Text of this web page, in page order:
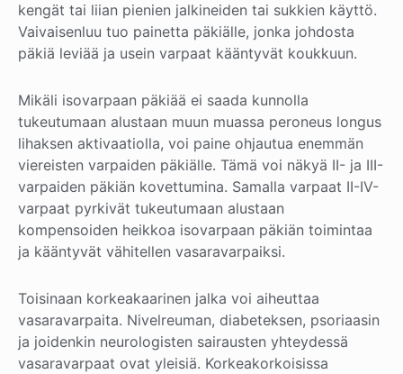
kengät tai liian pienien jalkineiden tai sukkien käyttö.
Vaivaisenluu tuo painetta päkiälle, jonka johdosta
päkiä leviää ja usein varpaat kääntyvät koukkuun.
Mikäli isovarpaan päkiää ei saada kunnolla
tukeutumaan alustaan muun muassa peroneus longus
lihaksen aktivaatiolla, voi paine ohjautua enemmän
viereisten varpaiden päkiälle. Tämä voi näkyä II- ja III-
varpaiden päkiän kovettumina. Samalla varpaat II-IV-
varpaat pyrkivät tukeutumaan alustaan
kompensoiden heikkoa isovarpaan päkiän toimintaa
ja kääntyvät vähitellen vasaravarpaiksi.
Toisinaan korkeakaarinen jalka voi aiheuttaa
vasaravarpaita. Nivelreuman, diabeteksen, psoriaasin
ja joidenkin neurologisten sairausten yhteydessä
vasaravarpaat ovat yleisiä. Korkeakorkoisissa